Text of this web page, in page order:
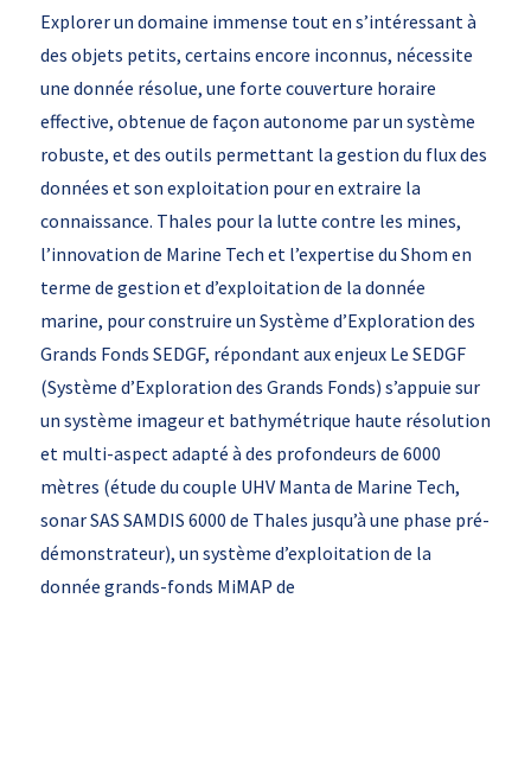
Explorer un domaine immense tout en s’intéressant à
des objets petits, certains encore inconnus, nécessite
une donnée résolue, une forte couverture horaire
effective, obtenue de façon autonome par un système
robuste, et des outils permettant la gestion du flux des
données et son exploitation pour en extraire la
connaissance. Thales pour la lutte contre les mines,
l’innovation de Marine Tech et l’expertise du Shom en
terme de gestion et d’exploitation de la donnée
marine, pour construire un Système d’Exploration des
Grands Fonds SEDGF, répondant aux enjeux Le SEDGF
(Système d’Exploration des Grands Fonds) s’appuie sur
un système imageur et bathymétrique haute résolution
et multi-aspect adapté à des profondeurs de 6000
mètres (étude du couple UHV Manta de Marine Tech,
sonar SAS SAMDIS 6000 de Thales jusqu’à une phase pré-
démonstrateur), un système d’exploitation de la
donnée grands-fonds MiMAP de